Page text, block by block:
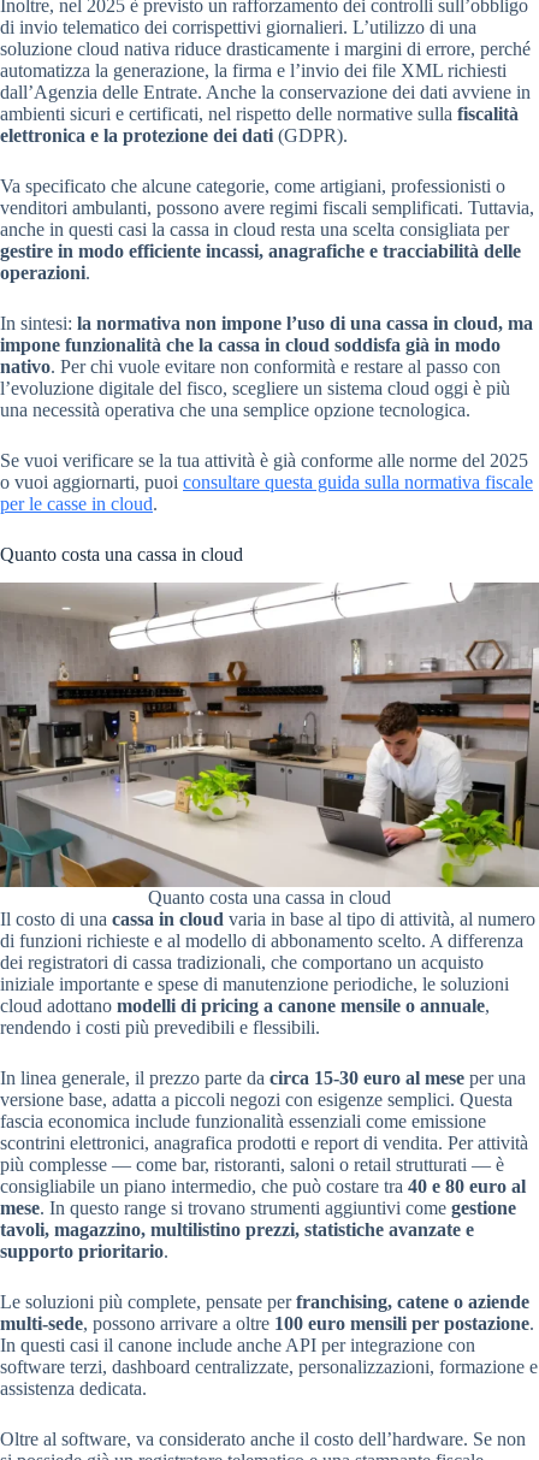
Inoltre, nel 2025 è previsto un rafforzamento dei controlli sull’obbligo
di invio telematico dei corrispettivi giornalieri. L’utilizzo di una
soluzione cloud nativa riduce drasticamente i margini di errore, perché
automatizza la generazione, la firma e l’invio dei file XML richiesti
dall’Agenzia delle Entrate. Anche la conservazione dei dati avviene in
ambienti sicuri e certificati, nel rispetto delle normative sulla fiscalità
elettronica e la protezione dei dati (GDPR).
Va specificato che alcune categorie, come artigiani, professionisti o
venditori ambulanti, possono avere regimi fiscali semplificati. Tuttavia,
anche in questi casi la cassa in cloud resta una scelta consigliata per
gestire in modo efficiente incassi, anagrafiche e tracciabilità delle
operazioni.
In sintesi: la normativa non impone l’uso di una cassa in cloud, ma
impone funzionalità che la cassa in cloud soddisfa già in modo
nativo. Per chi vuole evitare non conformità e restare al passo con
l’evoluzione digitale del fisco, scegliere un sistema cloud oggi è più
una necessità operativa che una semplice opzione tecnologica.
Se vuoi verificare se la tua attività è già conforme alle norme del 2025
o vuoi aggiornarti, puoi consultare questa guida sulla normativa fiscale
per le casse in cloud.
Quanto costa una cassa in cloud
Quanto costa una cassa in cloud
Il costo di una cassa in cloud varia in base al tipo di attività, al numero
di funzioni richieste e al modello di abbonamento scelto. A differenza
dei registratori di cassa tradizionali, che comportano un acquisto
iniziale importante e spese di manutenzione periodiche, le soluzioni
cloud adottano modelli di pricing a canone mensile o annuale,
rendendo i costi più prevedibili e flessibili.
In linea generale, il prezzo parte da circa 15-30 euro al mese per una
versione base, adatta a piccoli negozi con esigenze semplici. Questa
fascia economica include funzionalità essenziali come emissione
scontrini elettronici, anagrafica prodotti e report di vendita. Per attività
più complesse — come bar, ristoranti, saloni o retail strutturati — è
consigliabile un piano intermedio, che può costare tra 40 e 80 euro al
mese. In questo range si trovano strumenti aggiuntivi come gestione
tavoli, magazzino, multilistino prezzi, statistiche avanzate e
supporto prioritario.
Le soluzioni più complete, pensate perfranchising, catene o aziende
multi-sede, possono arrivare a oltre 100 euro mensili per postazione.
In questi casi il canone include anche API per integrazione con
software terzi, dashboard centralizzate, personalizzazioni, formazione e
assistenza dedicata.
Oltre al software, va considerato anche il costo dell’hardware. Se non